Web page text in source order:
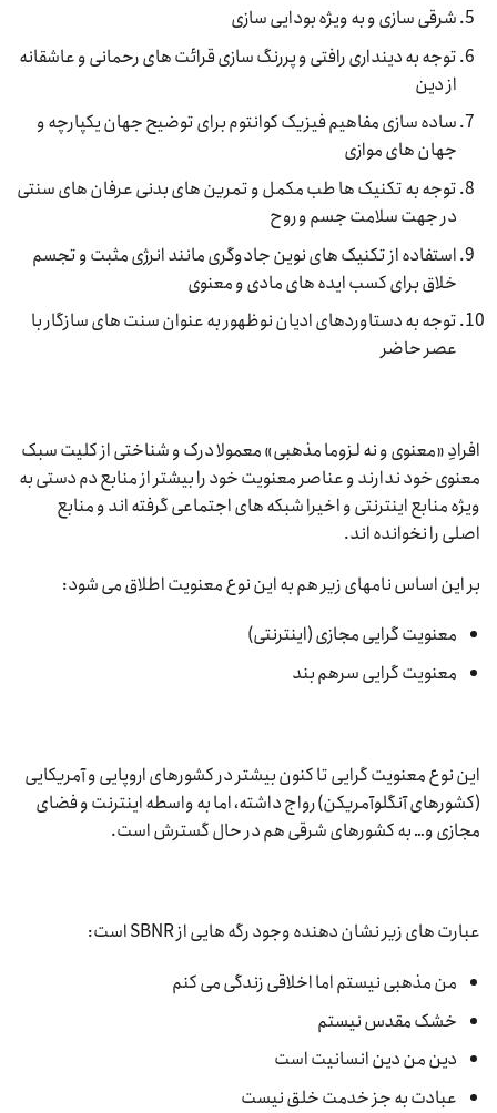
شرقی سازی و به ویژه بودایی سازی
توجه به دینداری رافتی و پررنگ سازی قرائت های رحمانی و عاشقانه
از دین
ساده سازی مفاهیم فیزیک کوانتوم برای توضیح جهان یکپارچه و
جهان های موازی
توجه به تکنیک ها طب مکمل و تمرین های بدنی عرفان های سنتی
در جهت سلامت جسم و روح
استفاده از تکنیک های نوین جادوگری مانند انرژی مثبت و تجسم
خلاق برای کسب ایده های مادی و معنوی
توجه به دستاوردهای ادیان نوظهور به عنوان سنت های سازگار با
عصر حاضر
افرادِ «معنوی و نه لزوما مذهبی» معمولا درک و شناختی از کلیت سبک
معنوی خود ندارند و عناصر معنویت خود را بیشتر از منابع دم دستی به
ویژه منابع اینترنتی و اخیرا شبکه های اجتماعی گرفته اند و منابع
اصلی را نخوانده اند.
بر این اساس نامهای زیر هم به این نوع معنویت اطلاق می شود:
معنویت گرایی مجازی (اینترنتی)
معنویت گرایی سرهم بند
این نوع معنویت گرایی تا کنون بیشتر در کشورهای اروپایی و آمریکایی
(کشورهای آنگلوآمریکن) رواج داشته، اما به واسطه اینترنت و فضای
مجازی و… به کشورهای شرقی هم در حال گسترش است.
عبارت های زیر نشان دهنده وجود رگه هایی از SBNR است:
من مذهبی نیستم اما اخلاقی زندگی می کنم
خشک مقدس نیستم
دین من دین انسانیت است
عبادت به جز خدمت خلق نیست